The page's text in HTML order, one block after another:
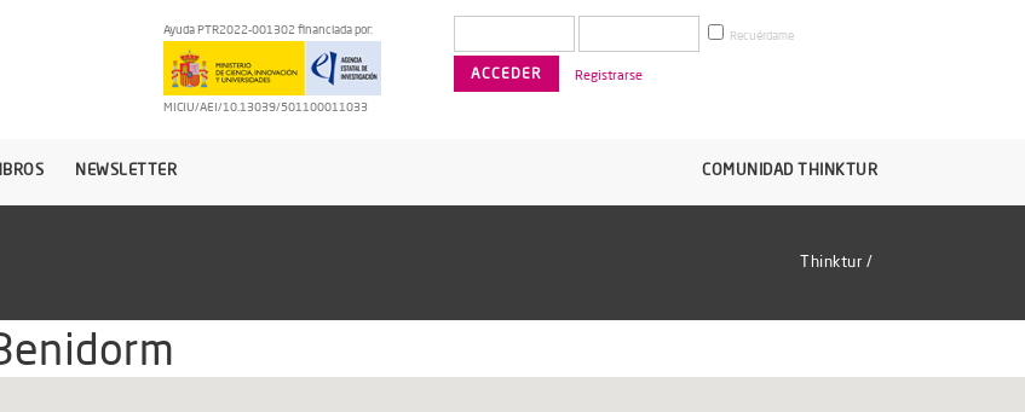
Ayuda PTR2022-001302 financiada por:
MICIU/AEI/10.13039/501100011033
Recuérdame
Registrarse
NEWSLETTER COMUNIDAD THINKTUR
Thinktur /